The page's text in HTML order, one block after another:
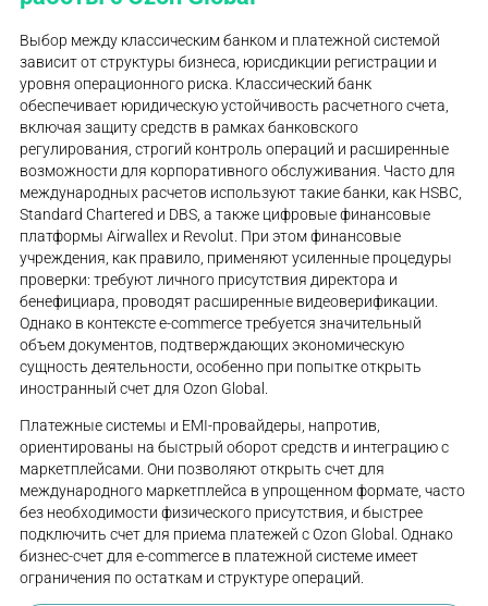
Выбор между классическим банком и платежной системой
зависит от структуры бизнеса, юрисдикции регистрации и
уровня операционного риска. Классический банк
обеспечивает юридическую устойчивость расчетного счета,
включая защиту средств в рамках банковского
регулирования, строгий контроль операций и расширенные
возможности для корпоративного обслуживания. Часто для
международных расчетов используют такие банки, как HSBC,
Standard Chartered и DBS, а также цифровые финансовые
платформы Airwallex и Revolut. При этом финансовые
учреждения, как правило, применяют усиленные процедуры
проверки: требуют личного присутствия директора и
бенефициара, проводят расширенные видеоверификации.
Однако в контексте e-commerce требуется значительный
объем документов, подтверждающих экономическую
сущность деятельности, особенно при попытке открыть
иностранный счет для Ozon Global.
Платежные системы и EMI-провайдеры, напротив,
ориентированы на быстрый оборот средств и интеграцию с
маркетплейсами. Они позволяют открыть счет для
международного маркетплейса в упрощенном формате, часто
без необходимости физического присутствия, и быстрее
подключить счет для приема платежей с Ozon Global. Однако
бизнес-счет для e-commerce в платежной системе имеет
ограничения по остаткам и структуре операций.